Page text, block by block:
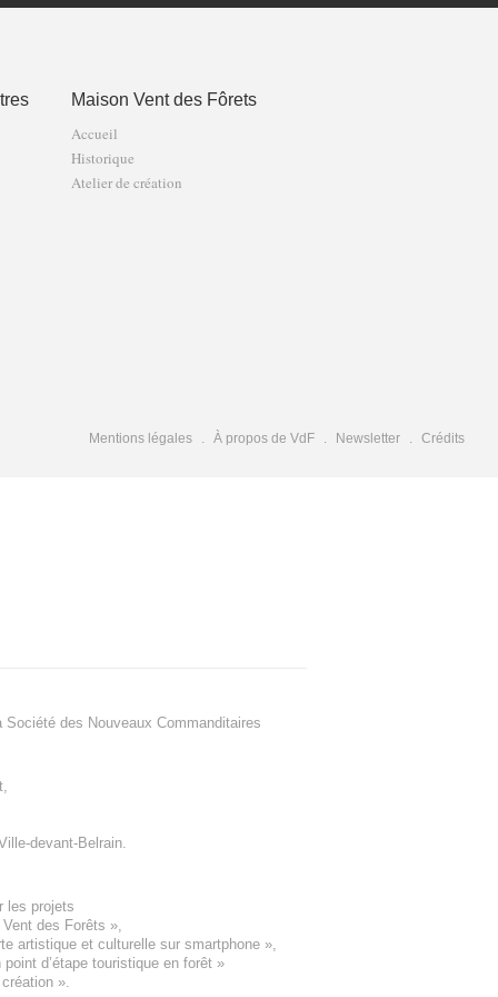
Maison Vent des Fôrets
Accueil
Historique
Atelier de création
Mentions légales À propos de VdF Newsletter Crédits
Société des Nouveaux Commanditaires
,
devant-Belrain.
les projets
des Forêts »,
artistique et culturelle sur smartphone »,
point d’étape touristique en forêt »
création ».